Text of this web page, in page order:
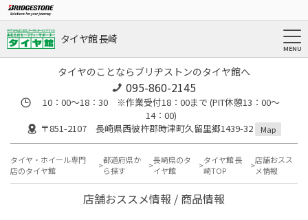
タイヤ館 長崎
タイヤのことならブリヂストンのタイヤ館へ
095-860-2145
10：00～18：30 ※作業受付18：00まで (PIT休憩13：00～
14：00)
〒851-2107 長崎県西彼杵郡時津町久留里郷1439-32
Map
タイヤ・ホイール専門
店のタイヤ館
都道府県か
ら探す
長崎県のタ
イヤ館
タイヤ館 長
崎TOP
店舗おスス
メ情報
店舗おススメ情報 / 商品情報